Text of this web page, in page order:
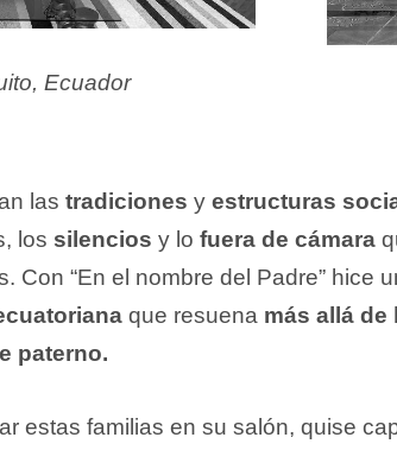
Ecuador
las tradiciones y estructuras
los silencios y lo fuera de cámara
Con “En el nombre del Padre” hice
que resuena más allá de
paterno.
estas familias en su salón, quise